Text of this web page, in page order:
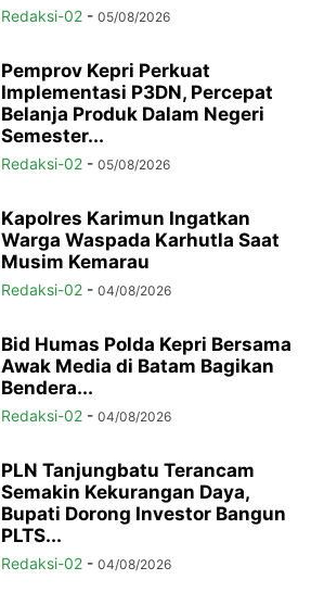
Redaksi-02 - 05/08/2026
Pemprov Kepri Perkuat
Implementasi P3DN, Percepat
Belanja Produk Dalam Negeri
Semester...
Redaksi-02 - 05/08/2026
Kapolres Karimun Ingatkan
Warga Waspada Karhutla Saat
Musim Kemarau
Redaksi-02 - 04/08/2026
Bid Humas Polda Kepri Bersama
Awak Media di Batam Bagikan
Bendera...
Redaksi-02 - 04/08/2026
PLN Tanjungbatu Terancam
Semakin Kekurangan Daya,
Bupati Dorong Investor Bangun
PLTS...
Redaksi-02 - 04/08/2026